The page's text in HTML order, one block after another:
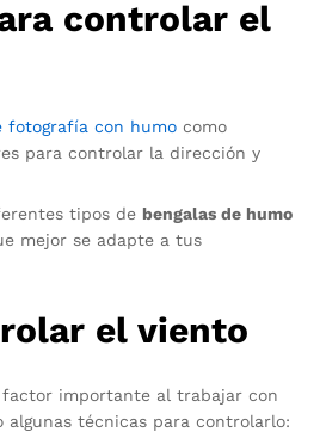
controlar el
fotografía con humo como
para controlar la dirección y
tipos de bengalas de humo
mejor se adapte a tus
el viento
importante al trabajar con
algunas técnicas para controlarlo: